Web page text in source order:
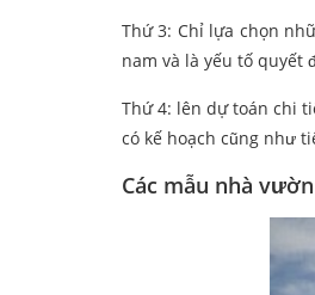
Thứ 3: Chỉ lựa chọn
nam và là yếu tố quyết
Thứ 4: lên dự toán chi
có kế hoạch cũng như
Các mẫu nhà